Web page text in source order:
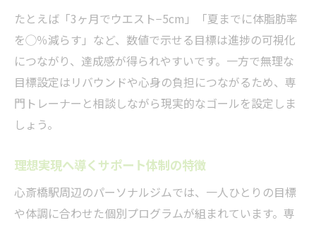
日々続けられるパーソナルトレーニングの
工夫
卒業後も役立つセルフメンテナンス術
リバウンド経験者が語る成功のポイント
たとえば「3ヶ月でウエスト−5cm」「夏までに体脂肪率
を◯％減らす」など、数値で示せる目標は進捗の可視化
につながり、達成感が得られやすいです。一方で無理な
目標設定はリバウンドや心身の負担につながるため、専
門トレーナーと相談しながら現実的なゴールを設定しま
しょう。
理想実現へ導くサポート体制の特徴
心斎橋駅周辺のパーソナルジムでは、一人ひとりの目標
や体調に合わせた個別プログラムが組まれています。専